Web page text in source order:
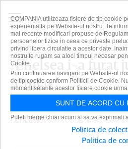
Chelsea i-a furat
Chivu
CHELSEA PUBLICAT PE 26
COMPANIA utilizeaza fisiere de tip cookie
experienta ta pe Website-ul nostru. Te
mai recente modificari propuse de
persoanelor fizice in ceea ce priveste
privind libera circulatie a acestor date.
nostru te rugam sa aloci timpul necesar
Cookie.
Prin continuarea navigarii pe Website-ul
de tip cookie conform Politicii de Cookie.
moment setarile acestor fisiere cookie
SUNT DE ACORD CU
Puteti merge chiar acum si sa va
Politica de
Politica de